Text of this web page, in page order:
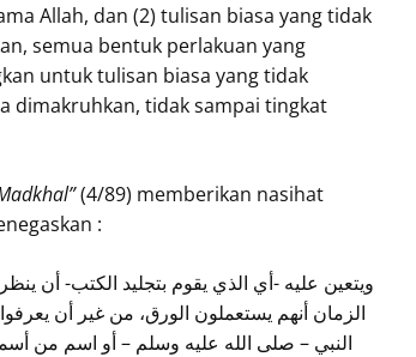
Allah, dan (2) tulisan biasa yang tidak
semua bentuk perlakuan yang
untuk tulisan biasa yang tidak
dimakruhkan, tidak sampai tingkat
(4/89) memberikan nasihat
:
ويتعين عليه -أي الذي يقوم بتجليد الكتب- أن
الزمان أنهم يستعملون الورق، من غير أن
النبي – صلى الله عليه وسلم – أو اسم من